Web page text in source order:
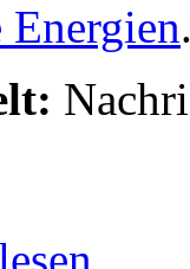
Energien